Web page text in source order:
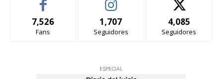
7,526
Fans
1,707
Seguidores
4,085
Seguidores
ESPECIAL